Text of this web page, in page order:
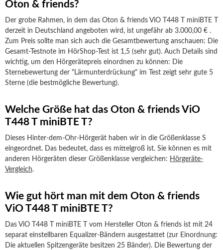
Oton & friends?
Der grobe Rahmen, in dem das Oton & friends ViO T448 T miniBTE T
derzeit in Deutschland angeboten wird, ist ungefähr ab 3.000,00 € .
Zum Preis sollte man sich auch die Gesamtbewertung anschauen: Die
Gesamt-Testnote im HörShop-Test ist 1,5 (sehr gut). Auch Details sind
wichtig, um den Hörgerätepreis einordnen zu können: Die
Sternebewertung der "Lärmunterdrückung" im Test zeigt sehr gute 5
Sterne (die bestmögliche Bewertung).
Welche Größe hat das Oton & friends ViO
T448 T miniBTE T?
Dieses Hinter-dem-Ohr-Hörgerät haben wir in die Größenklasse S
eingeordnet. Das bedeutet, dass es mittelgroß ist. Sie können es mit
anderen Hörgeräten dieser Größenklasse vergleichen: Hörgeräte-
Vergleich.
Wie gut hört man mit dem Oton & friends
ViO T448 T miniBTE T?
Das ViO T448 T miniBTE T vom Hersteller Oton & friends ist mit 24
separat einstellbaren Equalizer-Bändern ausgestattet (zur Einordnung:
Die aktuellen Spitzengeräte besitzen 25 Bänder). Die Bewertung der